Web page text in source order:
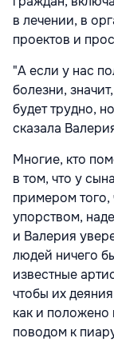
в лечении, в
проектов и
"А если у нас
болезни,
будет трудно,
сказала
Многие, кто
в том, что у
примером того,
упорством,
и Валерия
людей ничего
известные
чтобы их
как и
поводом к